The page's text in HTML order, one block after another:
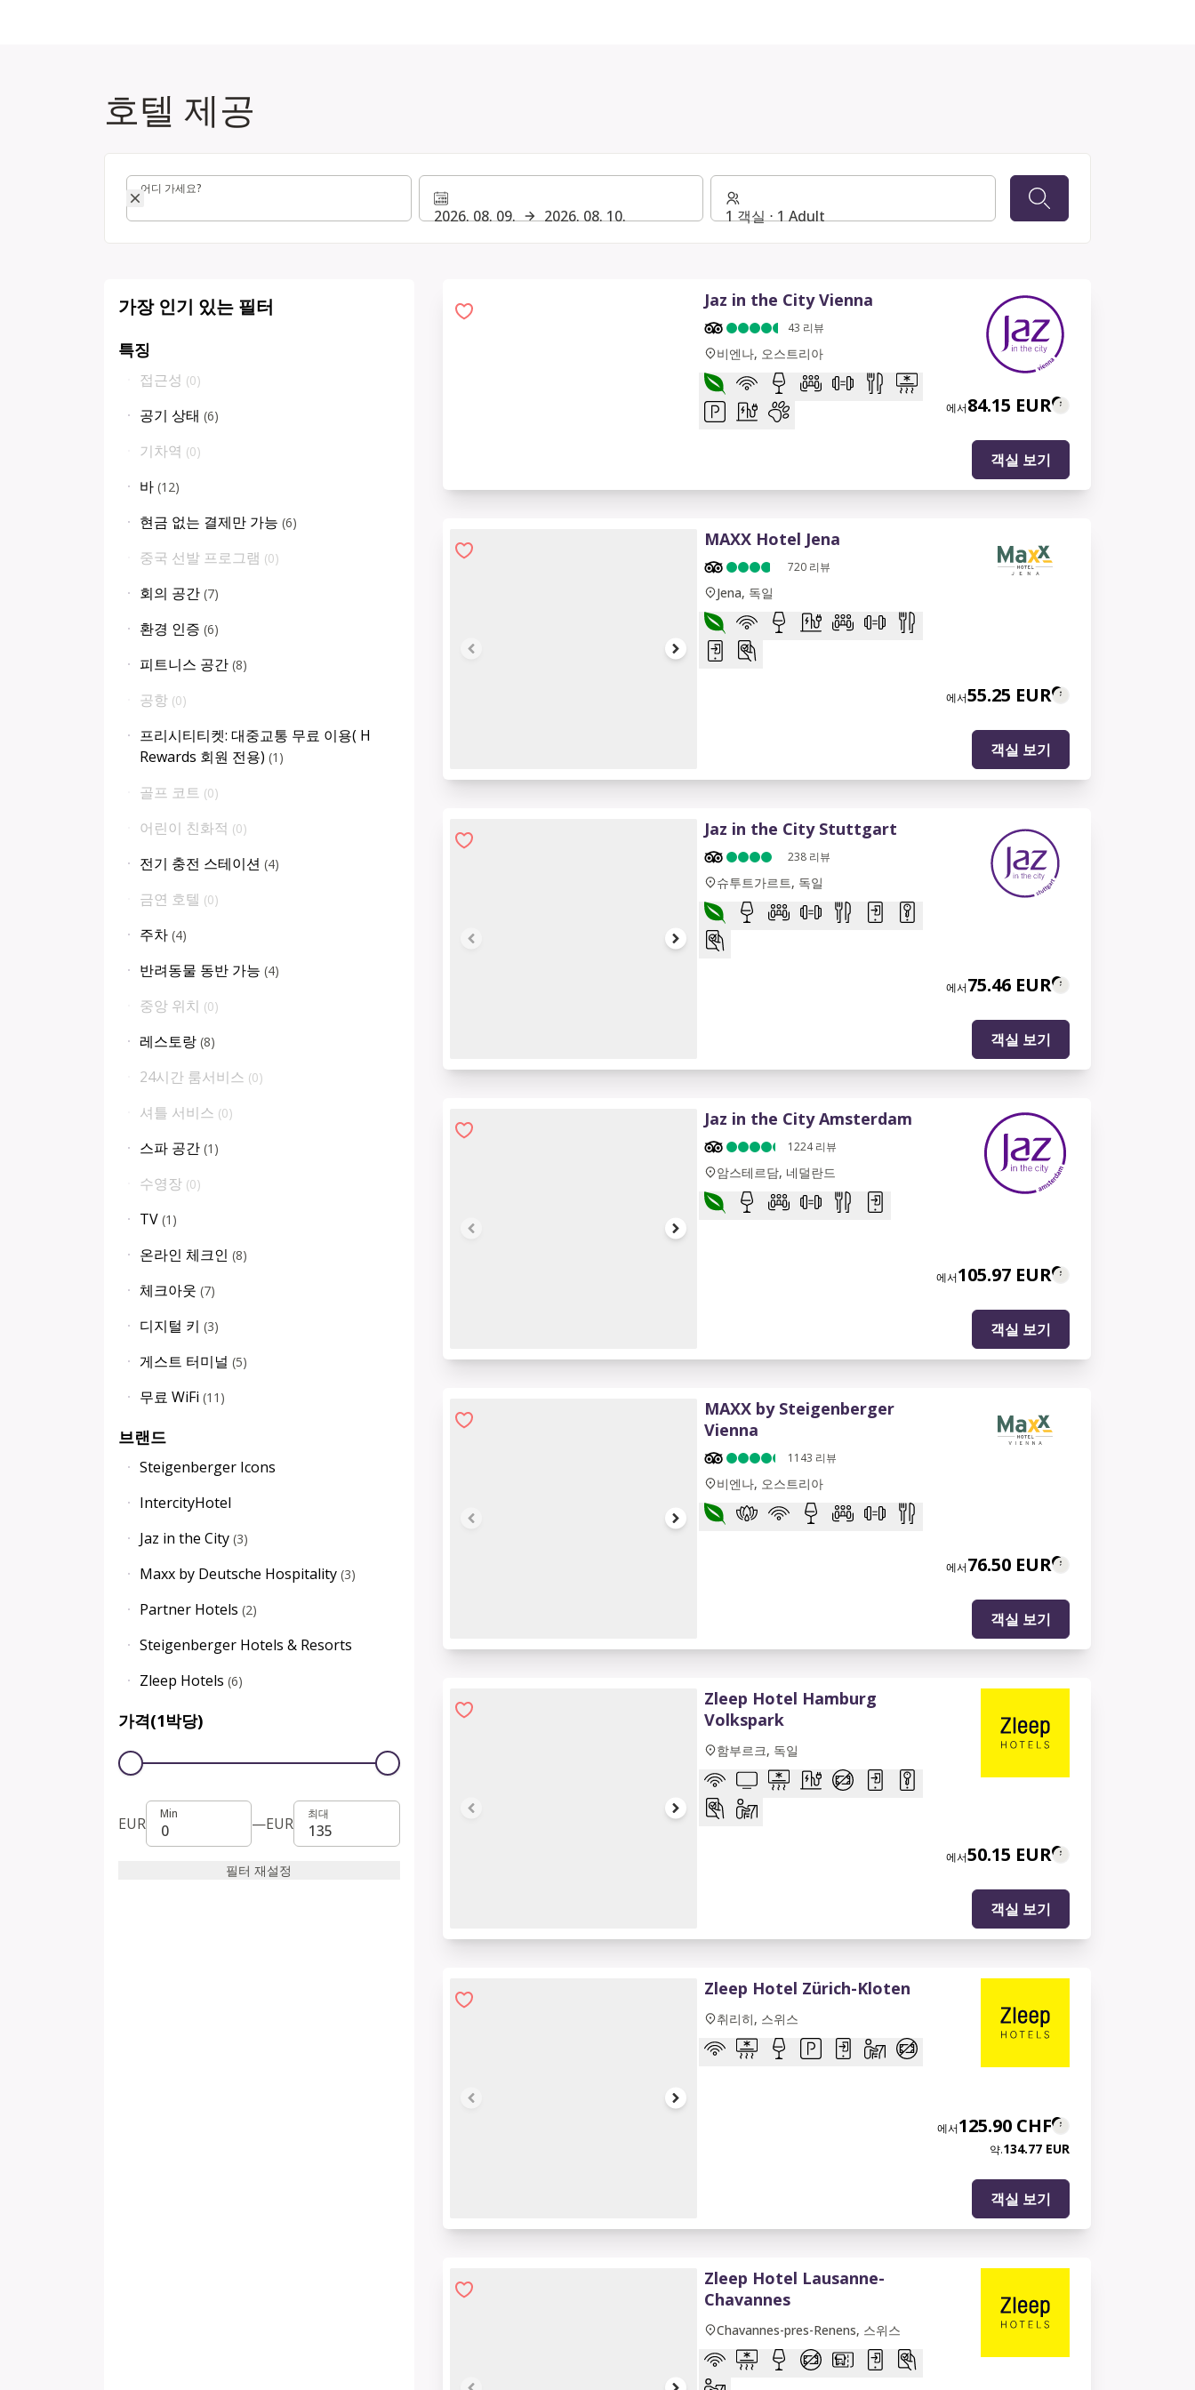
호텔 제공
어디 가세요?
어디 가세요?
2026. 08. 09. 2026. 08. 10. 1 객실 ⋅ 1 Adult
가장 인기 있는 필터
특징
접근성 (0)
공기 상태 (6)
기차역 (0)
바 (12)
현금 없는 결제만 가능 (6)
중국 선발 프로그램 (0)
회의 공간 (7)
환경 인증 (6)
피트니스 공간 (8)
공항 (0)
프리시티티켓: 대중교통 무료 이용( H
Rewards 회원 전용) (1 )
골프 코트 (0)
어린이 친화적 (0)
전기 충전 스테이션 (4)
금연 호텔 (0)
주차 (4)
반려동물 동반 가능 (4)
중앙 위치 (0)
레스토랑 (8)
24시간 룸서비스 (0)
셔틀 서비스 (0)
스파 공간 (1 )
수영장 (0)
TV (1 )
온라인 체크인 (8)
체크아웃 (7)
디지털 키 (3)
게스트 터미널 (5)
무료 WiFi (11 )
브랜드
Steigenberger Icons
IntercityHotel
Jaz in the City (3)
Maxx by Deutsche Hospitality (3)
Partner Hotels (2)
Steigenberger Hotels & Resorts
Zleep Hotels (6)
가격(1박당)
EUR
Min
Min
—EUR
최대
최대
필터 재설정
Jaz in the City Vienna
43 리뷰
비엔나, 오스트리아
에서84.15 EUR
객실 보기
1 of 10
MAXX Hotel Jena
720 리뷰
Jena, 독일
에서55.25 EUR
객실 보기
1 of 12
Jaz in the City Stuttgart
238 리뷰
슈투트가르트, 독일
에서75.46 EUR
객실 보기
1 of 7
Jaz in the City Amsterdam
1224 리뷰
암스테르담, 네덜란드
에서105.97 EUR
객실 보기
1 of 10
MAXX by Steigenberger
Vienna
1143 리뷰
비엔나, 오스트리아
에서76.50 EUR
객실 보기
1 of 6
Zleep Hotel Hamburg
Volkspark
함부르크, 독일
에서50.15 EUR
객실 보기
1 of 6
Zleep Hotel Zürich-Kloten
취리히, 스위스
에서125.90 CHF
약.134.77 EUR
객실 보기
Zleep Hotel Lausanne-
Chavannes
Chavannes-pres-Renens, 스위스